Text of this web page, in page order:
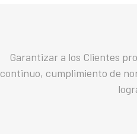
Garantizar a los Clientes
continuo, cumplimiento de